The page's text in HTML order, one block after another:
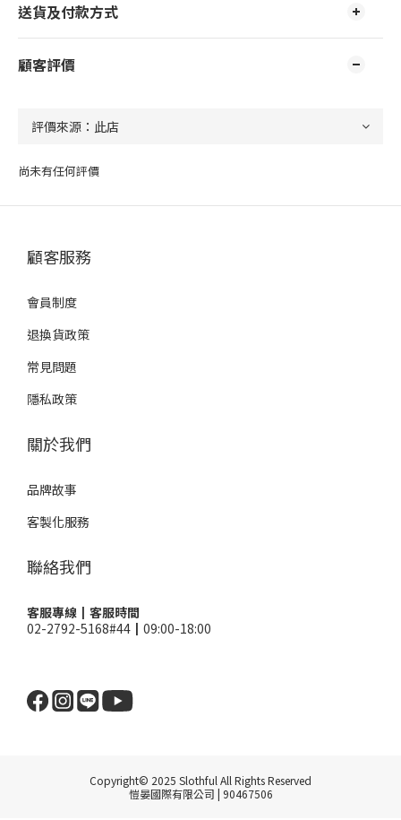
送貨及付款方式
顧客評價
尚未有任何評價
顧客服務
會員制度
退換貨政策
常見問題
隱私政策
關於我們
品牌故事
客製化服務
聯絡我們
客服專線┃客服時間
02-2792-5168#44┃09:00-18:00
Copyright© 2025 Slothful All Rights Reserved
愷晏國際有限公司 | 90467506